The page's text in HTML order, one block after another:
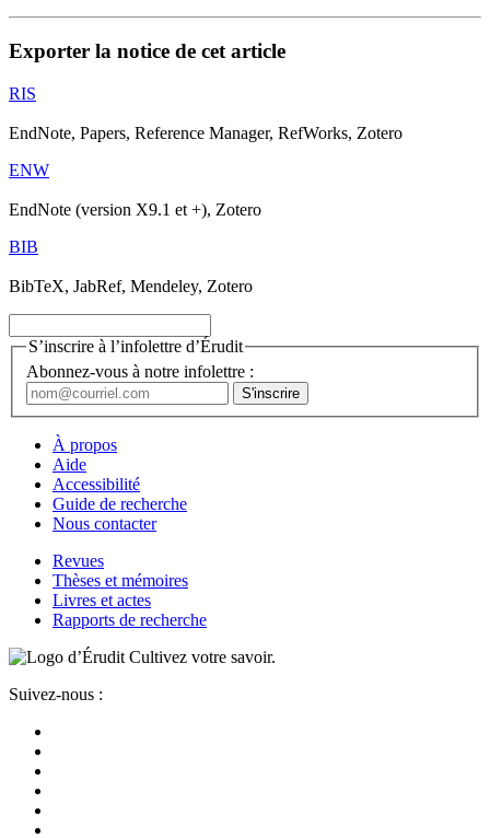
Exporter la notice de cet article
RIS
EndNote, Papers, Reference Manager, RefWorks, Zotero
ENW
EndNote (version X9.1 et +), Zotero
BIB
BibTeX, JabRef, Mendeley, Zotero
S’inscrire à l’infolettre d’Érudit
Abonnez-vous à notre infolettre :
À propos
Aide
Accessibilité
Guide de recherche
Nous contacter
Revues
Thèses et mémoires
Livres et actes
Rapports de recherche
Cultivez votre savoir.
Suivez-nous :